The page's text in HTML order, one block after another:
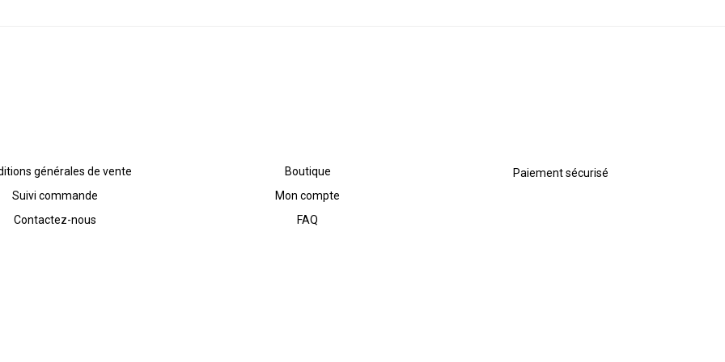
générales de vente
Suivi commande
Contactez-nous
Boutique
Mon compte
FAQ
Paiement sécurisé